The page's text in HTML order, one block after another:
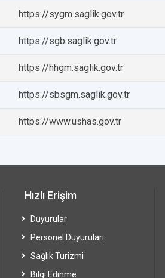
https://sygm.saglik.gov.tr
https://sgb.saglik.gov.tr
https://hhgm.saglik.gov.tr
https://sbsgm.saglik.gov.tr
https://www.ushas.gov.tr
Hızlı Erişim
Duyurular
Personel Duyuruları
Sağlık Turizmi
Bilgi Edinme